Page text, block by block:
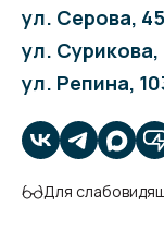
ул. Серова, 45
ул. Сурикова,
ул. Репина,
Для